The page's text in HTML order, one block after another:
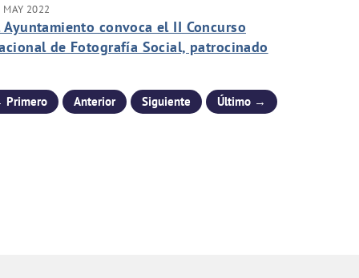
MAY 2022
Ayuntamiento convoca el II Concurso
de Fotografía Social, patrocinado
intergeneracionales y potenciar
envejecimiento activo
Anterior Siguiente Último →